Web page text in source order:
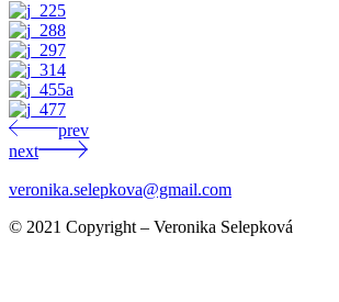
prev
next
veronika.selepkova@gmail.com
© 2021 Copyright – Veronika Selepková